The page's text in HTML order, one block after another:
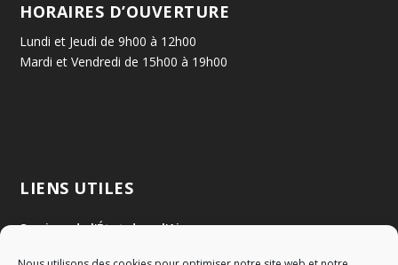
HORAIRES D’OUVERTURE
Lundi et Jeudi de 9h00 à 12h00
Mardi et Vendredi de 15h00 à 19h00
LIENS UTILES
Services de l'État dans l'Ain